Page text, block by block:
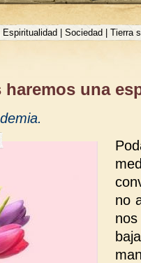
Espiritualidad Sociedad Tierra
una
no